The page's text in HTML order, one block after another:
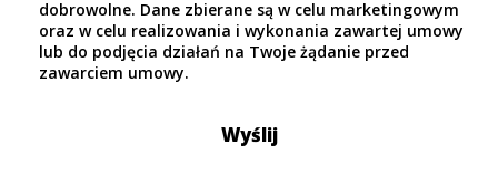
dobrowolne. Dane zbierane są w celu marketingowym
oraz w celu realizowania i wykonania zawartej umowy
lub do podjęcia działań na Twoje żądanie przed
zawarciem umowy.